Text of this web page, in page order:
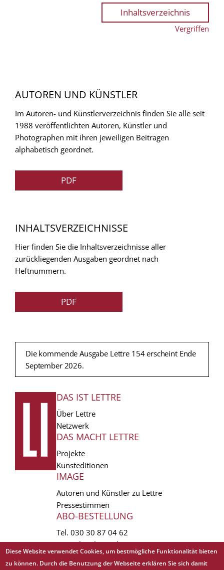
Inhaltsverzeichnis
Vergriffen
AUTOREN UND KÜNSTLER
Im Autoren- und Künstlerverzeichnis finden Sie alle seit
1988 veröffentlichten Autoren, Künstler und
Photographen mit ihren jeweiligen Beitragen
alphabetisch geordnet.
PDF
INHALTSVERZEICHNISSE
Hier finden Sie die Inhaltsverzeichnisse aller
zurückliegenden Ausgaben geordnet nach
Heftnummern.
PDF
Die kommende Ausgabe Lettre 154 erscheint Ende
September 2026.
FUSSZEILE
DAS IST LETTRE
Über Lettre
Netzwerk
DAS MACHT LETTRE
Projekte
Kunsteditionen
IMAGE
Autoren und Künstler zu Lettre
Pressestimmen
ABO-BESTELLUNG
Tel. 030 30 87 04 62
vertrieb(at)lettre.de
Diese Website verwendet Cookies, um bestmögliche Funktionalität bieten
zu können. Durch die Benutzung der Webseite erklären Sie sich damit